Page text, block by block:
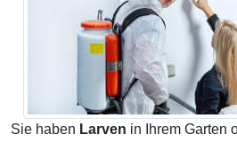
Sie haben Larven in Ihrem Garten